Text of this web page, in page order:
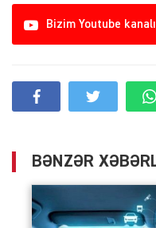
Bizim Youtube
BƏNZƏR